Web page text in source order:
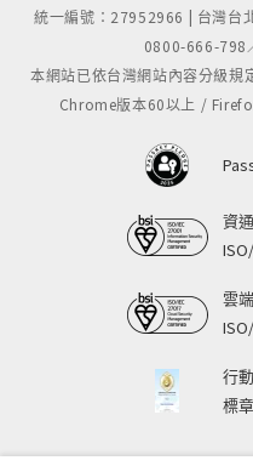
統一編號：27952966 | 台灣台
0800-666-798
本網站已依台灣網站內容分級
Chrome版本60以上 /
資
雲
行
標